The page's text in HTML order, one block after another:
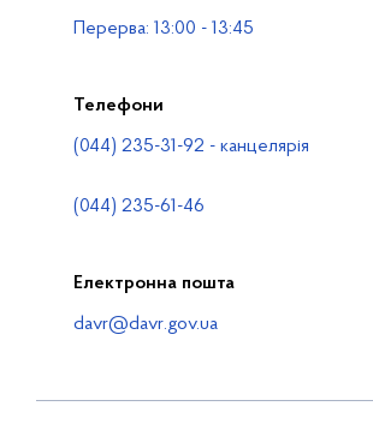
Перерва: 13:00 - 13:45
Телефони
(044) 235-31-92 - канцелярія
(044) 235-61-46
Електронна пошта
davr@davr.gov.ua